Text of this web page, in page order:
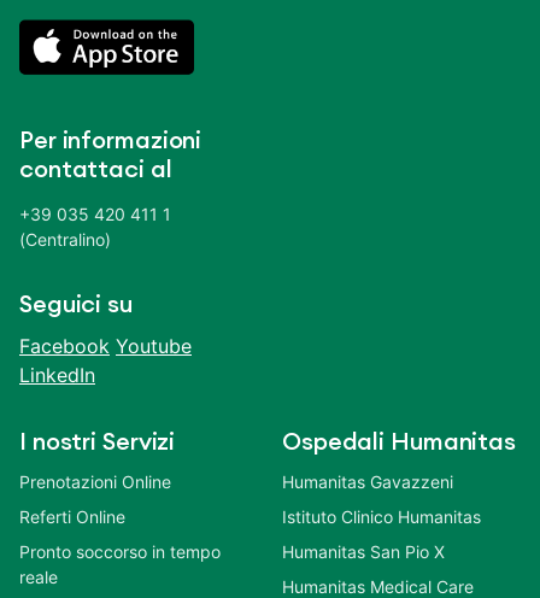
Per informazioni
contattaci al
+39 035 420 411 1
(Centralino)
Seguici su
Facebook Youtube
LinkedIn
I nostri Servizi
Prenotazioni Online
Referti Online
Pronto soccorso in tempo
reale
Ospedali Humanitas
Humanitas Gavazzeni
Istituto Clinico Humanitas
Humanitas San Pio X
Humanitas Medical Care